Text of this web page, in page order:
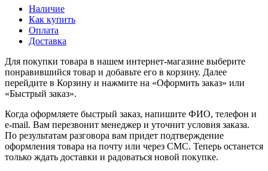
Наличие
Как купить
Оплата
Доставка
Для покупки товара в нашем интернет-магазине выберите
понравившийся товар и добавьте его в корзину. Далее
перейдите в Корзину и нажмите на «Оформить заказ» или
«Быстрый заказ».
Когда оформляете быстрый заказ, напишите ФИО, телефон и
e-mail. Вам перезвонит менеджер и уточнит условия заказа.
По результатам разговора вам придет подтверждение
оформления товара на почту или через СМС. Теперь останется
только ждать доставки и радоваться новой покупке.